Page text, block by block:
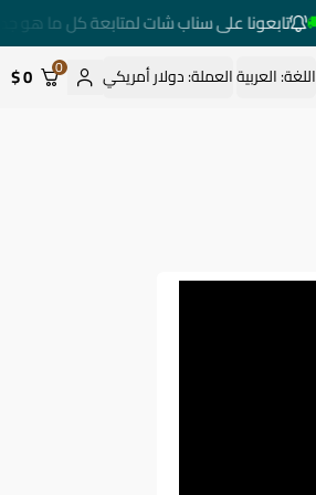
تابعونا على سناب شات لمتابعة كل ما هو جديد
اللغة:العربيةالعملة:دولار أمريكي 0
0 $